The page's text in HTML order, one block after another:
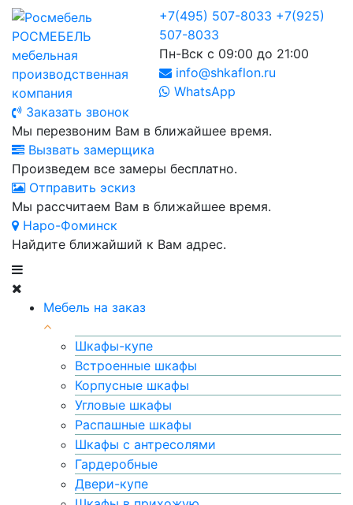
РОСМЕБЕЛЬ
мебельная
производственная
компания
+7(495) 507-8033 +7(925)
507-8033
Пн-Вск с 09:00 до 21:00
info@shkaflon.ru
WhatsApp
Заказать звонок
Мы перезвоним Вам в ближайшее время.
Вызвать замерщика
Произведем все замеры бесплатно.
Отправить эскиз
Мы рассчитаем Вам в ближайшее время.
Наро-Фоминск
Найдите ближайший к Вам адрес.
Мебель на заказ
Шкафы-купе
Встроенные шкафы
Корпусные шкафы
Угловые шкафы
Распашные шкафы
Шкафы с антресолями
Гардеробные
Двери-купе